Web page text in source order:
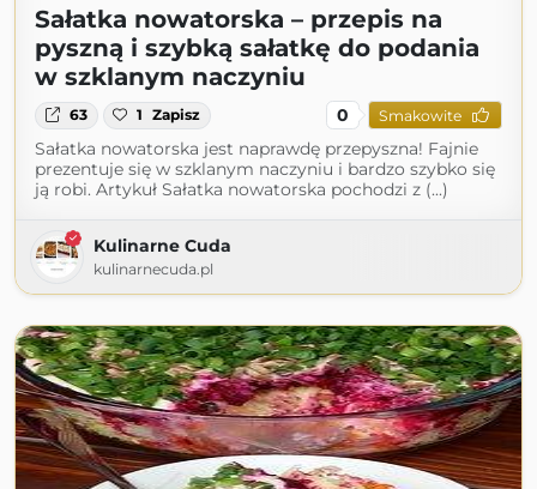
Sałatka nowatorska – przepis na
pyszną i szybką sałatkę do podania
w szklanym naczyniu
63 1 Zapisz 0 Smakowite
Sałatka nowatorska jest naprawdę przepyszna! Fajnie
prezentuje się w szklanym naczyniu i bardzo szybko się
ją robi. Artykuł Sałatka nowatorska pochodzi z (...)
Kulinarne Cuda
kulinarnecuda.pl